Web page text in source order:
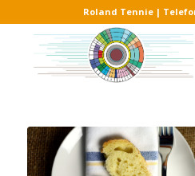
Roland Tennie |